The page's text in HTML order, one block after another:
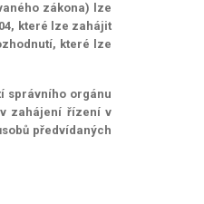
zákona) lze
které lze zahájit
které lze
správního orgánu
zahájení řízení v
předvídaných